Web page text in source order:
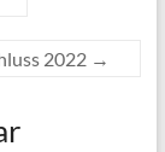
2022 →